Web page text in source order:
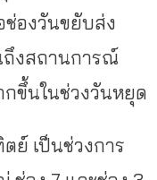
ช่องวันขยับส่ง
ถึงสถานการณ์
กขึ้นในช่วงวันหยุด
ย์ เป็นช่วงการ